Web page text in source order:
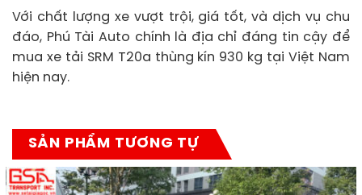
Với chất lượng xe vượt trội, giá tốt, và dịch vụ chu
đáo, Phú Tài Auto chính là địa chỉ đáng tin cậy để
mua xe tải SRM T20a thùng kín 930 kg tại Việt Nam
hiện nay.
SẢN PHẨM TƯƠNG TỰ